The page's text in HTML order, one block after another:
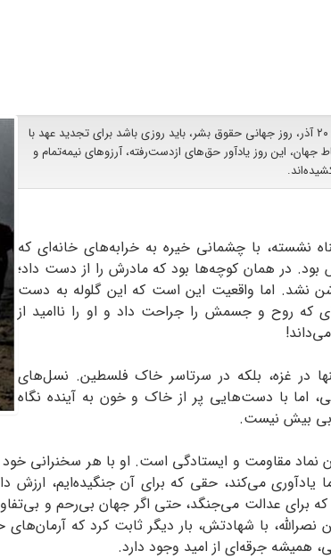
در دنیای پیچیده و آشفته‌ای که زندگی می‌کنیم، ۲۰ آذر، روز جهانی حقوق بشر، باید روزی باشد برای تجدید عهد با
جهان، این روز یادآور حق‌های ازدست‌رفته، آرزوهای نیمه‌تمام و
نشسته، با چشمانی خیره به خرابه‌های خانه‌ای که
در همان کوچه‌ها بود که مادرش را از دست داد؛
نشد. اما واقعیت این است که این گلوله به دست
که روح و جسمش را جراحت داد و او را ناامید از
در غزه، بلکه در سرتاسر خاک فلسطین. نسل‌های
اما با دست‌هایی پر از خاک و خون به آینده نگاه
بیش نیست.
نماد مقاومت و ایستادگی است. او با هر سخنرانی
یادآوری می‌کند، حقی که برای آن جنگیده‌ایم، ارزش
عدالت می‌جنگد، حتی اگر جهان بی‌رحم و بی‌تفاوت
با شهادتش، بار دیگر ثابت کرد که
همیشه جرقه‌ای از امید وجود دارد.